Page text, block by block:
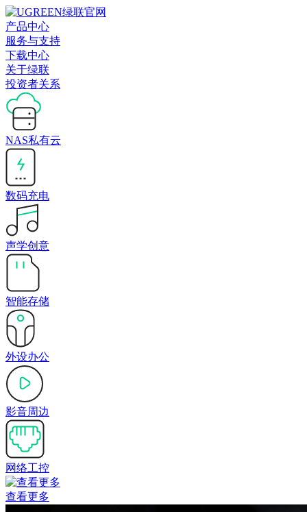
产品中心
服务与支持
下载中心
关于绿联
投资者关系
NAS私有云
数码充电
声学创意
智能存储
外设办公
影音周边
网络工控
查看更多